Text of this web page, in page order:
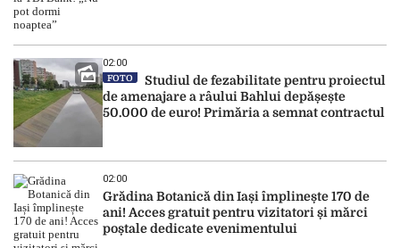
02:00
FOTO
Studiul de fezabilitate pentru proiectul
de amenajare a râului Bahlui depășește
50.000 de euro! Primăria a semnat contractul
02:00
Grădina Botanică din Iași împlinește 170 de
ani! Acces gratuit pentru vizitatori și mărci
poștale dedicate evenimentului